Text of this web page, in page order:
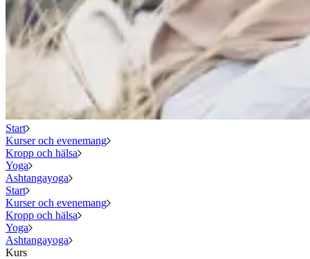
Start
Kurser och evenemang
Kropp och hälsa
Yoga
Ashtangayoga
Start
Kurser och evenemang
Kropp och hälsa
Yoga
Ashtangayoga
Kurs